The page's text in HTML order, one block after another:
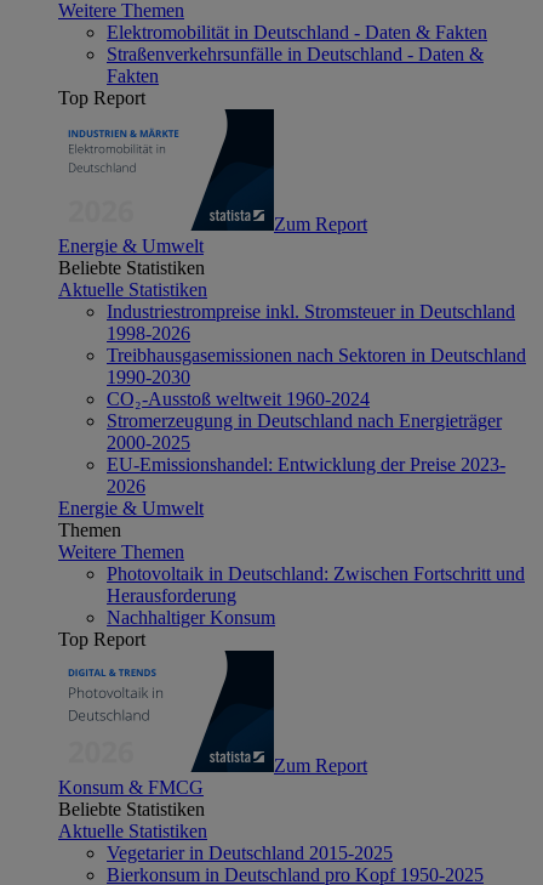
Weitere Themen
Elektromobilität in Deutschland - Daten & Fakten
Straßenverkehrsunfälle in Deutschland - Daten &
Fakten
Top Report
Zum Report
Energie & Umwelt
Beliebte Statistiken
Aktuelle Statistiken
Industriestrompreise inkl. Stromsteuer in Deutschland
1998-2026
Treibhausgasemissionen nach Sektoren in Deutschland
1990-2030
CO₂-Ausstoß weltweit 1960-2024
Stromerzeugung in Deutschland nach Energieträger
2000-2025
EU-Emissionshandel: Entwicklung der Preise 2023-
2026
Energie & Umwelt
Themen
Weitere Themen
Photovoltaik in Deutschland: Zwischen Fortschritt und
Herausforderung
Nachhaltiger Konsum
Top Report
Zum Report
Konsum & FMCG
Beliebte Statistiken
Aktuelle Statistiken
Vegetarier in Deutschland 2015-2025
Bierkonsum in Deutschland pro Kopf 1950-2025